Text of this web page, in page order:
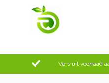
Vers uit voorraad